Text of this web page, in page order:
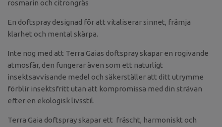
rosmarin och citrongräs
En doftspray designad för att vitaliserar sinnet, främja
klarhet och mental skärpa.
Inte nog med att Terra Gaias doftspray skapar en rogivande
atmosfär, den fungerar även som ett naturligt
insektsavvisande medel och säkerställer att ditt utrymme
förblir insektsfritt utan att kompromissa med din strävan
efter en ekologisk livsstil.
Terra Gaia doftspray skapar ett fräscht, harmoniskt och